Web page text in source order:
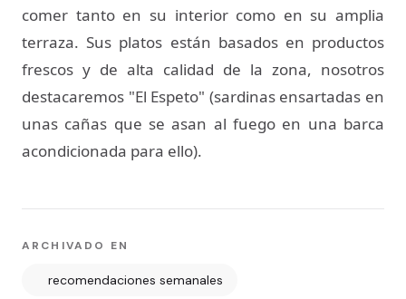
comer tanto en su interior como en su amplia
terraza. Sus platos están basados en productos
frescos y de alta calidad de la zona, nosotros
destacaremos "El Espeto" (sardinas ensartadas en
unas cañas que se asan al fuego en una barca
acondicionada para ello).
ARCHIVADO EN
recomendaciones semanales